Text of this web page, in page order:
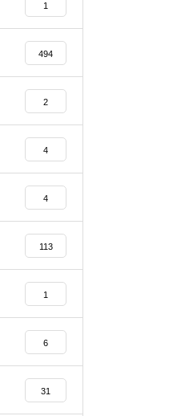
1
494
2
4
4
113
1
6
31